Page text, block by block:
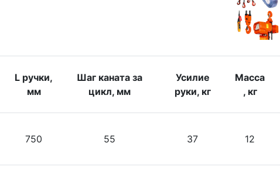
L ручки,
мм
Шаг каната за
цикл, мм
Усилие
руки, кг
Масса
, кг
750 55 37 12